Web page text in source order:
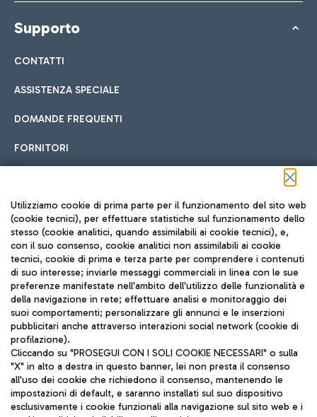
Supporto
CONTATTI
ASSISTENZA SPECIALE
DOMANDE FREQUENTI
FORNITORI
Seguici sui social
TRAVEL JOURNAL
ITA
Utilizziamo cookie di prima parte per il funzionamento del sito web
(cookie tecnici), per effettuare statistiche sul funzionamento dello
stesso (cookie analitici, quando assimilabili ai cookie tecnici), e,
con il suo consenso, cookie analitici non assimilabili ai cookie
tecnici, cookie di prima e terza parte per comprendere i contenuti
di suo interesse; inviarle messaggi commerciali in linea con le sue
preferenze manifestate nell'ambito dell'utilizzo delle funzionalità e
della navigazione in rete; effettuare analisi e monitoraggio dei
suoi comportamenti; personalizzare gli annunci e le inserzioni
pubblicitari anche attraverso interazioni social network (cookie di
profilazione).
Cliccando su "PROSEGUI CON I SOLI COOKIE NECESSARI" o sulla
"X" in alto a destra in questo banner, lei non presta il consenso
all'uso dei cookie che richiedono il consenso, mantenendo le
impostazioni di default, e saranno installati sul suo dispositivo
esclusivamente i cookie funzionali alla navigazione sul sito web e i